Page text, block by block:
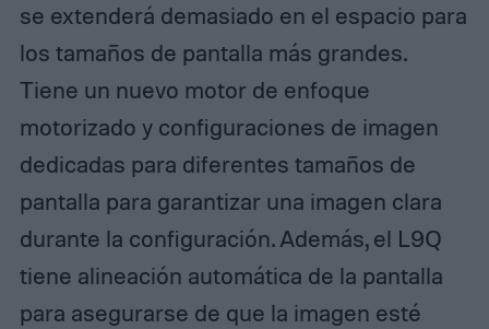
se extenderá demasiado en el espacio para
los tamaños de pantalla más grandes.
Tiene un nuevo motor de enfoque
motorizado y configuraciones de imagen
dedicadas para diferentes tamaños de
pantalla para garantizar una imagen clara
durante la configuración. Además, el L9Q
tiene alineación automática de la pantalla
para asegurarse de que la imagen esté